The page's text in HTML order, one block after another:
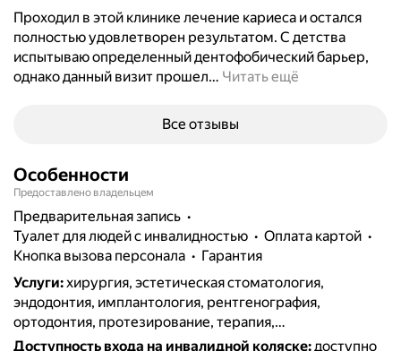
Проходил в этой клинике лечение кариеса и остался
полностью удовлетворен результатом. С детства
испытываю определенный дентофобический барьер,
однако данный визит прошел… Читать ещё
Все отзывы
Особенности
Предоставлено владельцем
предварительная запись
туалет для людей с инвалидностью
Оплата картой
кнопка вызова персонала
гарантия
Услуги: хирургия, эстетическая стоматология,
эндодонтия, имплантология, рентгенография,
ортодонтия, протезирование, терапия,
френулопластика, пломбирование, удаление зубов,
Доступность входа на инвалидной коляске:доступно